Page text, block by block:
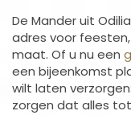
De Mander uit
adres voor
maat. Of u nu een
een bijeenkomst
wilt laten
zorgen dat alles